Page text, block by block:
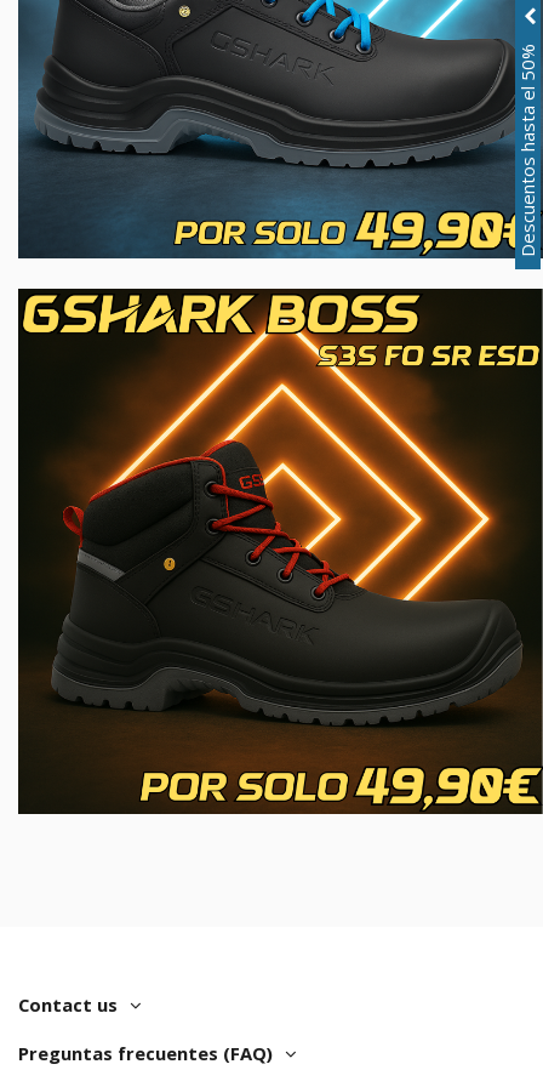
Contact us
Preguntas frecuentes (FAQ)
Descuentos hasta el 50%